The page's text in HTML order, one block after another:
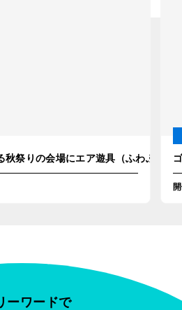
秋祭りの会場にエア遊具（ふわふわ
ーワードで